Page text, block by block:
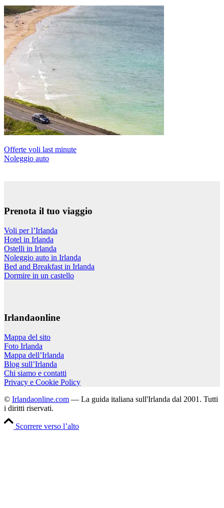
Offerte voli last minute
Noleggio auto
Prenota il tuo viaggio
Voli per l’Irlanda
Hotel in Irlanda
Ostelli in Irlanda
Noleggio auto in Irlanda
Bed and Breakfast in Irlanda
Dormire in un castello
Irlandaonline
Mappa del sito
Foto Irlanda
Mappa dell’Irlanda
Blog sull’Irlanda
Chi siamo e contatti
Privacy e Cookie Policy
© Irlandaonline.com — La guida italiana sull'Irlanda dal 2001. Tutti
i diritti riservati.
Scorrere verso l’alto